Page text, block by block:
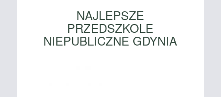
NAJLEPSZE
PRZEDSZKOLE
NIEPUBLICZNE GDYNIA